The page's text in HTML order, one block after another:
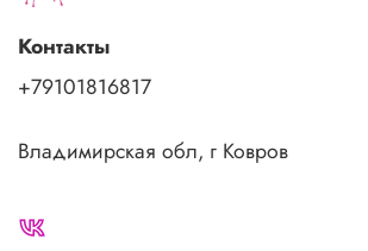
Контакты
+79101816817
Владимирская обл, г Ковров